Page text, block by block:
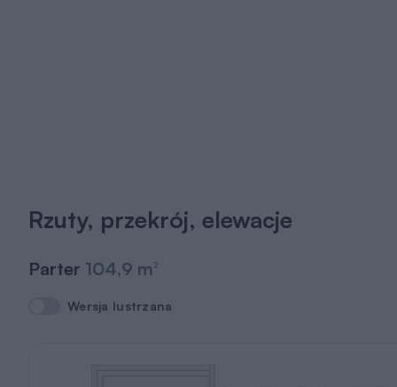
Rzuty, przekrój, elewacje
Parter 104,9 m 2
Wersja lustrzana
Wersja lustrzana